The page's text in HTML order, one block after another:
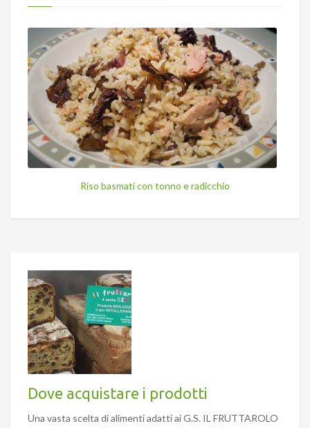
Riso basmati con tonno e radicchio
Dove acquistare i prodotti
Una vasta scelta di alimenti adatti ai G.S. IL FRUTTAROLO